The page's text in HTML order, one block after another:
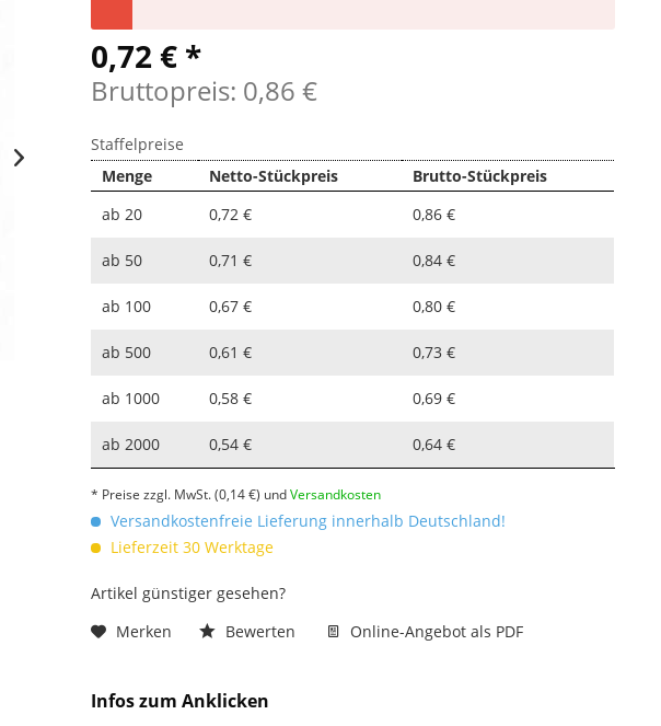
0,72 € *
Bruttopreis: 0,86 €
Staffelpreise
Menge
Netto-Stückpreis
Brutto-Stückpreis
ab 20 0,72 € 0,86 €
ab 50 0,71 € 0,84 €
ab 100 0,67 € 0,80 €
ab 500 0,61 € 0,73 €
ab 1000 0,58 € 0,69 €
ab 2000 0,54 € 0,64 €
* Preise zzgl. MwSt.(0,14 €) undVersandkosten
Versandkostenfreie Lieferung innerhalb Deutschland!
Lieferzeit 30 Werktage
Artikel günstiger gesehen?
Merken
Bewerten Online-Angebot als PDF
Infos zum Anklicken